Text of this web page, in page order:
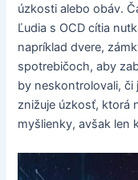
úzkosti alebo obáv.
Ľudia s OCD cítia
napríklad dvere,
spotrebičoch, aby
by neskontrolovali, či
znižuje úzkosť, ktorá
myšlienky, avšak len